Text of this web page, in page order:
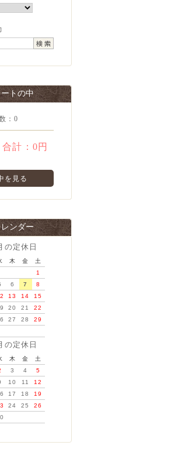
トの中
：0
合計： 0円
を見る
ンダー
の定休日
木 金
土
1
6 7
8
13 14
15
20 21
22
27 28
29
の定休日
木 金
土
3 4
5
10 11
12
17 18
19
24 25
26